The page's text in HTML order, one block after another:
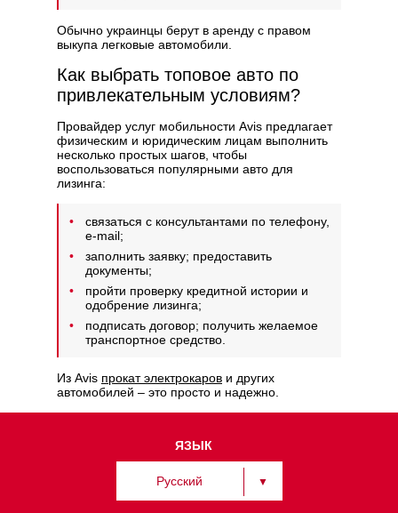
Обычно украинцы берут в аренду с правом
выкупа легковые автомобили.
Как выбрать топовое авто по
привлекательным условиям?
Провайдер услуг мобильности Avis предлагает
физическим и юридическим лицам выполнить
несколько простых шагов, чтобы
воспользоваться популярными авто для
лизинга:
связаться с консультантами по телефону,
e-mail;
заполнить заявку; предоставить
документы;
пройти проверку кредитной истории и
одобрение лизинга;
подписать договор; получить желаемое
транспортное средство.
Из Avis прокат электрокаров и других
автомобилей – это просто и надежно.
ЯЗЫК
Русский